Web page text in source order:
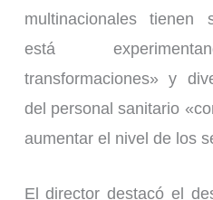
multinacionales tienen
está
transformaciones» y
del personal sanitario
aumentar el nivel de los
El director destacó el